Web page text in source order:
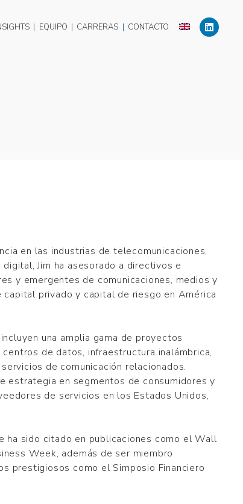
| EQUIPO | CARRERAS | CONTACTO
en las industrias de telecomunicaciones,
Jim ha asesorado a directivos e
y emergentes de comunicaciones, medios y
privado y capital de riesgo en América
una amplia gama de proyectos
de datos, infraestructura inalámbrica,
de comunicación relacionados.
estrategia en segmentos de consumidores y
de servicios en los Estados Unidos,
ha sido citado en publicaciones como el Wall
Week, además de ser miembro
prestigiosos como el Simposio Financiero